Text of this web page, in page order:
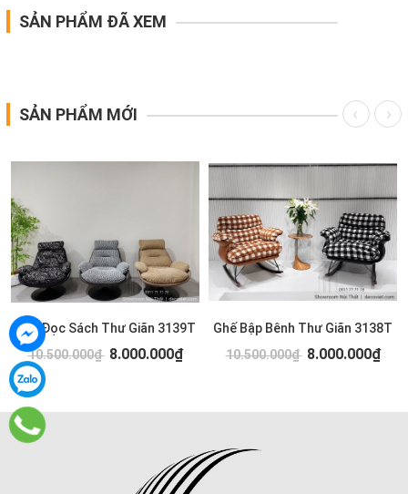
SẢN PHẨM ĐÃ XEM
SẢN PHẨM MỚI
Ghế Đọc Sách Thư Giãn 3139T
10.500.000₫ 8.000.000₫
Ghế Bập Bênh Thư Giãn 3138T
10.500.000₫ 8.000.000₫